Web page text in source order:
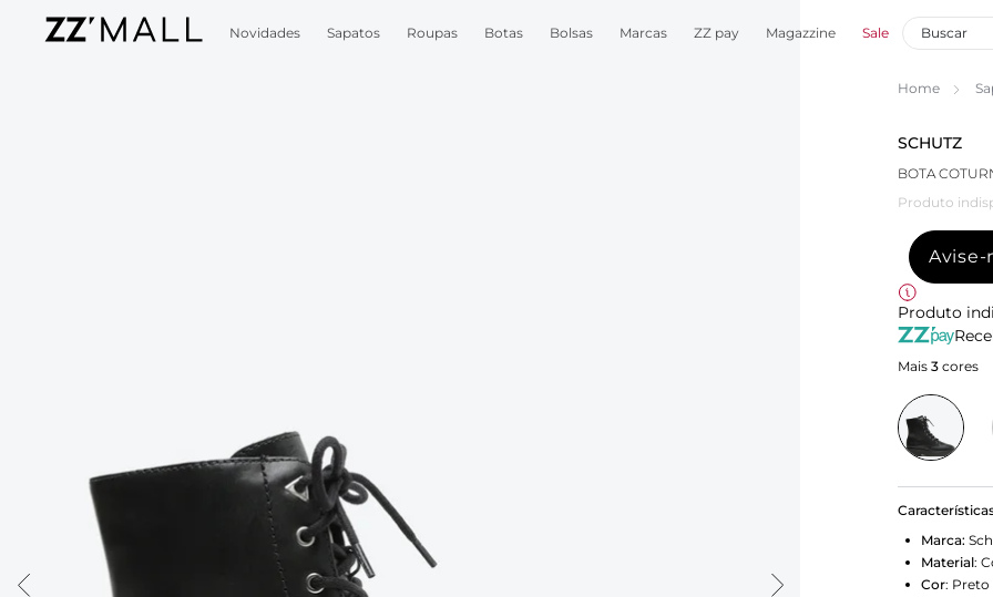
Novidades Sapatos Roupas Botas Bolsas Marcas ZZ pay Magazzine Sale
Home
SCHUTZ
BOTA
Produto
Avise-
Produto
Mais 3 cores
Marca:
Material:
Cor: Preto